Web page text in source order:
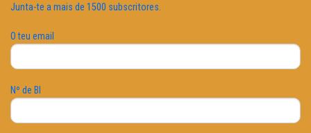
Junta-te a mais de 1500 subscritores.
O teu email
Nº de BI